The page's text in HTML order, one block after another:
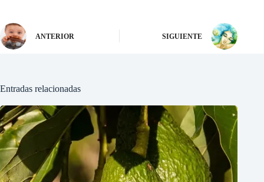
ANTERIOR SIGUIENTE
Entradas relacionadas